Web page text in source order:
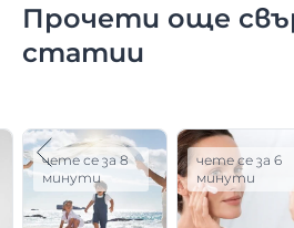
Прочети още
статии
чете се за 8
минути
чете се за 6
минути